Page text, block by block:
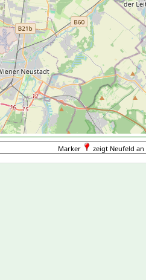
Marker zeigt Neufeld